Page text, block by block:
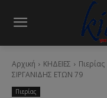
Αρχική ΚΗΔΕΙΕΣ Πιερίας
ΣΙΡΓΑΝΙΔΗΣ ΕΤΩΝ 79
Πιερίας